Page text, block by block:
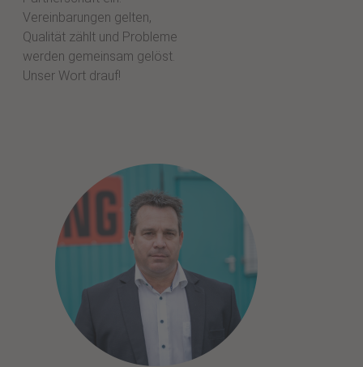
Vereinbarungen gelten,
Qualität zählt und Probleme
werden gemeinsam gelöst.
Unser Wort drauf!